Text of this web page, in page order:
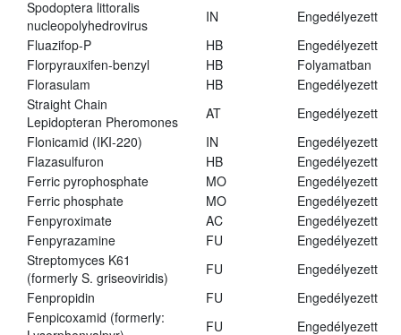
Spodoptera littoralis
nucleopolyhedrovirus
IN
Engedélyezett
Fluazifop-P
HB
Engedélyezett
Florpyrauxifen-benzyl
HB
Folyamatban
Florasulam
HB
Engedélyezett
Straight Chain
Lepidopteran Pheromones
AT
Engedélyezett
Flonicamid (IKI-220)
IN
Engedélyezett
Flazasulfuron
HB
Engedélyezett
Ferric pyrophosphate
MO
Engedélyezett
Ferric phosphate
MO
Engedélyezett
Fenpyroximate
AC
Engedélyezett
Fenpyrazamine
FU
Engedélyezett
Streptomyces K61
(formerly S. griseoviridis)
FU
Engedélyezett
Fenpropidin
FU
Engedélyezett
Fenpicoxamid (formerly:
FU
Engedélyezett